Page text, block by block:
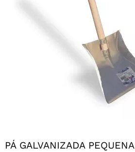
PÁ GALVANIZADA PEQUENA